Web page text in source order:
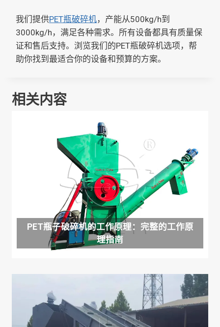
我们提供PET瓶破碎机，产能从500kg/h到
3000kg/h，满足各种需求。所有设备都具有质量保
证和售后支持。浏览我们的PET瓶破碎机选项，帮
助你找到最适合你的设备和预算的方案。
相关内容
PET瓶子破碎机的工作原理：完整的工作原
理指南